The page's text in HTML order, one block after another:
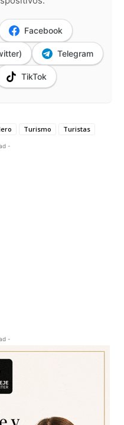
Facebook
Telegram
TikTok
Turismo Turistas
-
-